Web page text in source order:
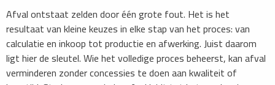
Afval ontstaat zelden door één grote fout. Het is het
resultaat van kleine keuzes in elke stap van het proces: van
calculatie en inkoop tot productie en afwerking. Juist daarom
ligt hier de sleutel. Wie het volledige proces beheerst, kan afval
verminderen zonder concessies te doen aan kwaliteit of